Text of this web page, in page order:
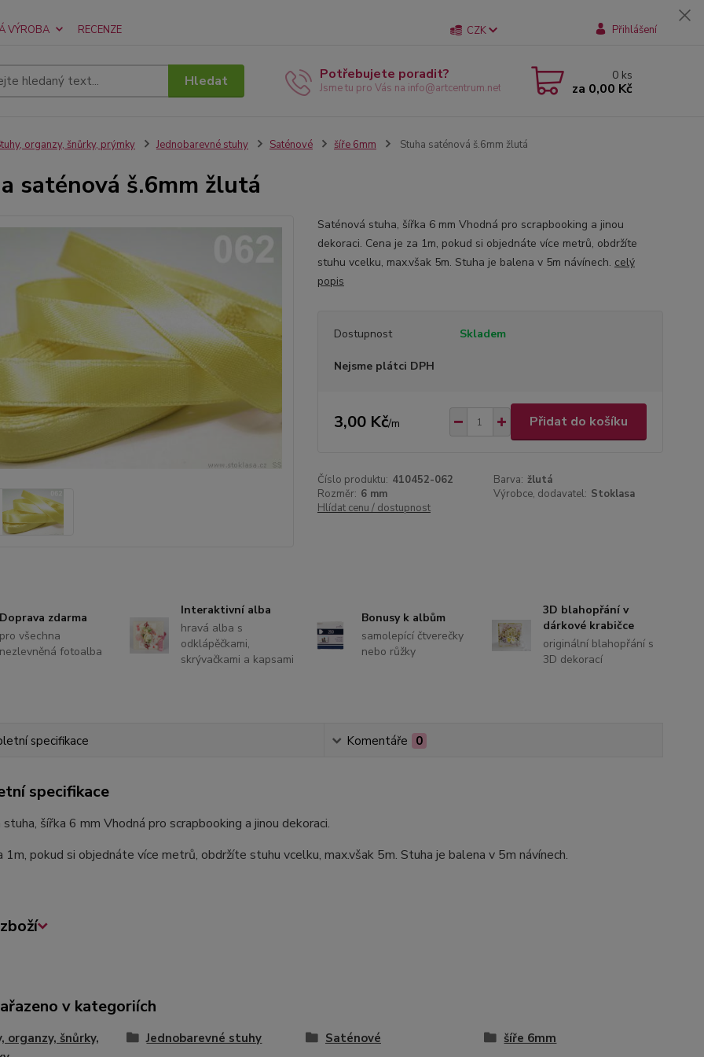
VÝROBA RECENZE CZK Přihlášení
Hledat Potřebujete poradit?
Jsme tu pro Vás na info@artcentrum.net
0 ks
za 0,00 Kč
organzy, šnůrky, prýmky Jednobarevné stuhy Saténové šíře 6mm Stuha saténová š.6mm žlutá
saténová š.6mm žlutá
Saténová stuha, šířka 6 mm Vhodná pro scrapbooking a jinou
dekoraci. Cena je za 1m, pokud si objednáte více metrů, obdržíte
stuhu vcelku, max.však 5m. Stuha je balena v 5m návínech. celý
popis
Dostupnost Skladem
Nejsme plátci DPH
3,00 Kč/m Přidat do košíku
Číslo produktu: 410452-062 Barva: žlutá
Rozměr: 6 mm Výrobce, dodavatel: Stoklasa
Hlídat cenu / dostupnost
zdarma
všechna
fotoalba
Interaktivní alba
hravá alba s
odklápěčkami,
skrývačkami a kapsami
Bonusy k albům
samolepící čtverečky
nebo růžky
3D blahopřání v
dárkové krabičce
originální blahopřání s
3D dekorací
specifikace Komentáře 0
specifikace
šířka 6 mm Vhodná pro scrapbooking a jinou dekoraci.
1m, pokud si objednáte více metrů, obdržíte stuhu vcelku, max.však 5m. Stuha je balena v 5m návínech.
v kategoriích
organzy, šnůrky,
Jednobarevné stuhy Saténové šíře 6mm